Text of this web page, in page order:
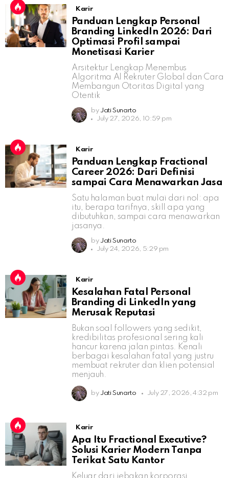
Karir
Panduan Lengkap Personal
Branding LinkedIn 2026: Dari
Optimasi Profil sampai
Monetisasi Karier
Arsitektur Lengkap Menembus
Algoritma AI Rekruter Global dan Cara
Membangun Otoritas Digital yang
Otentik
by Jati Sunarto
July 27, 2026, 10:59 pm
Karir
Panduan Lengkap Fractional
Career 2026: Dari Definisi
sampai Cara Menawarkan Jasa
Satu halaman buat mulai dari nol: apa
itu, berapa tarifnya, skill apa yang
dibutuhkan, sampai cara menawarkan
jasanya.
by Jati Sunarto
July 24, 2026, 5:29 pm
Karir
Kesalahan Fatal Personal
Branding di LinkedIn yang
Merusak Reputasi
Bukan soal followers yang sedikit,
kredibilitas profesional sering kali
hancur karena jalan pintas. Kenali
berbagai kesalahan fatal yang justru
membuat rekruter dan klien potensial
menjauh.
by Jati Sunarto July 27, 2026, 4:32 pm
Karir
Apa Itu Fractional Executive?
Solusi Karier Modern Tanpa
Terikat Satu Kantor